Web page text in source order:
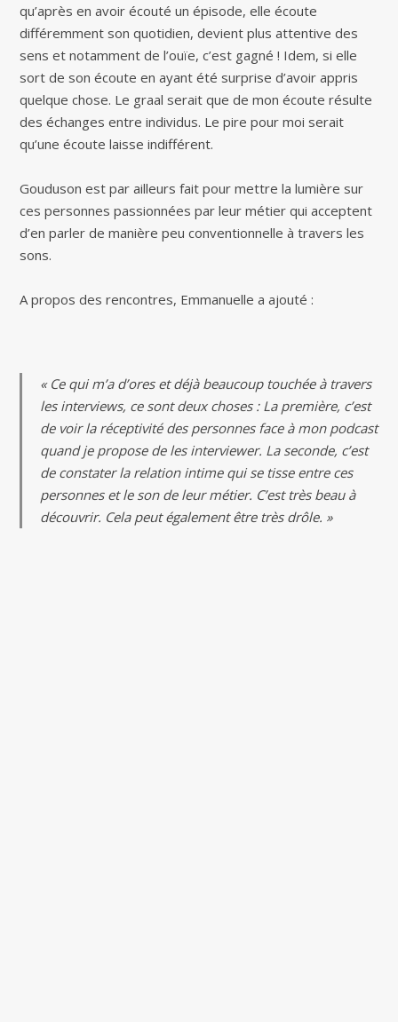
qu’après en avoir écouté un épisode, elle écoute
différemment son quotidien, devient plus attentive des
sens et notamment de l’ouïe, c’est gagné ! Idem, si elle
sort de son écoute en ayant été surprise d’avoir appris
quelque chose. Le graal serait que de mon écoute résulte
des échanges entre individus. Le pire pour moi serait
qu’une écoute laisse indifférent.
Gouduson est par ailleurs fait pour mettre la lumière sur
ces personnes passionnées par leur métier qui acceptent
d’en parler de manière peu conventionnelle à travers les
sons.
A propos des rencontres, Emmanuelle a ajouté :
« Ce qui m’a d’ores et déjà beaucoup touchée à travers
les interviews, ce sont deux choses : La première, c’est
de voir la réceptivité des personnes face à mon podcast
quand je propose de les interviewer. La seconde, c’est
de constater la relation intime qui se tisse entre ces
personnes et le son de leur métier. C’est très beau à
découvrir. Cela peut également être très drôle. »